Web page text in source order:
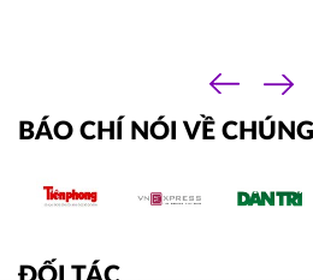
HOT
10h00
ĐĂNG KÝ
‹
›
BÁO CHÍ NÓI VỀ